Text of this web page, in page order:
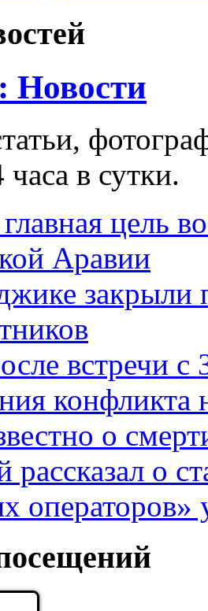
Новости
в сутки.
цель
Аравии
закрыли
встречи с
конфликта
о
о
операторов»